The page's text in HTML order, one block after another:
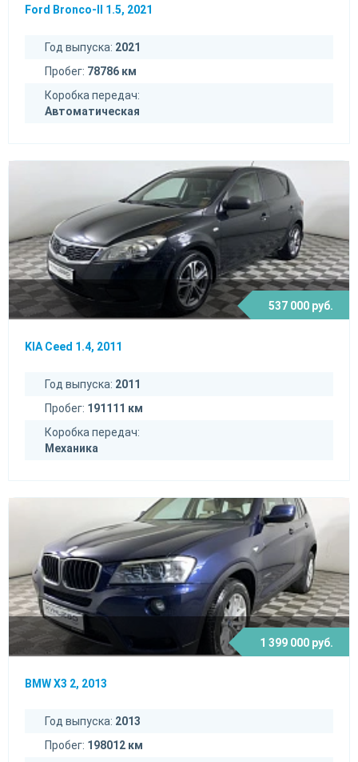
Ford Bronco-II 1.5, 2021
Год выпуска: 2021
Пробег: 78786 км
Коробка передач:
Автоматическая
537 000 руб.
KIA Ceed 1.4, 2011
Год выпуска: 2011
Пробег: 191111 км
Коробка передач:
Механика
1 399 000 руб.
BMW X3 2, 2013
Год выпуска: 2013
Пробег: 198012 км